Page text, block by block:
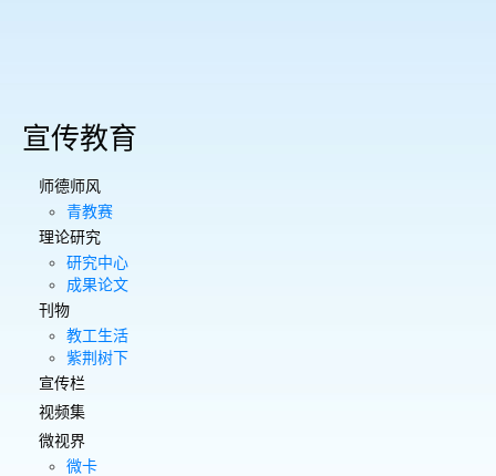
宣传教育
师德师风
青教赛
理论研究
研究中心
成果论文
刊物
教工生活
紫荆树下
宣传栏
视频集
微视界
微卡